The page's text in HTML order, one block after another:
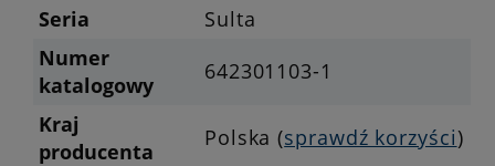
Seria
Sulta
Numer
katalogowy
642301103-1
Kraj
producenta
Polska (sprawdź korzyści)